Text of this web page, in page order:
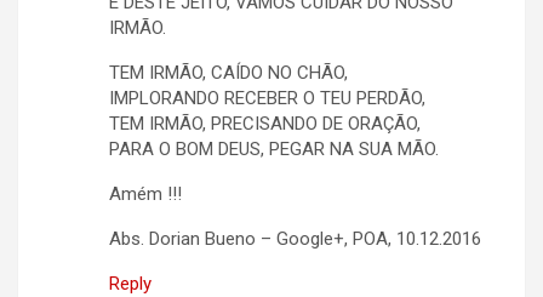
IRMÃO.
TEM IRMÃO, CAÍDO NO CHÃO,
IMPLORANDO RECEBER O TEU PERDÃO,
TEM IRMÃO, PRECISANDO DE ORAÇÃO,
PARA O BOM DEUS, PEGAR NA SUA MÃO.
Amém !!!
Abs. Dorian Bueno – Google+, POA, 10.12.2016
Reply